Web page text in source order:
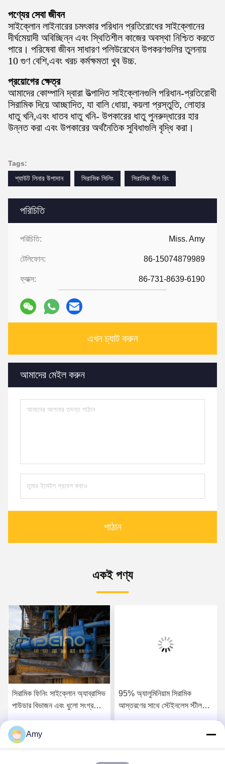
পরিচিতি
পরিচিতি: Miss. Amy
টেলিফোন: 86-15074879989
ফ্যাক্স: 86-731-8639-6190
এখন চ্যাট করুন
আমাদের মেইল ​​করুন
পাঠান
পণ্যের সেবা জীবন
সাইক্লোন লাইনারের চমৎকার পরিধান প্রতিরোধের সাইক্লোনের
দীর্ঘমেয়াদী অবিচ্ছিন্ন এবং স্থিতিশীল কাজের অবস্থা নিশ্চিত করতে
পারে। পরিষেবা জীবন সাধারণ পলিউরেথেন উপকরণগুলির তুলনায়
10 গুণ বেশি,এবং খরচ কর্মক্ষমতা খুব উচ্চ.
প্রয়োগের ক্ষেত্র
আমাদের কোম্পানি দ্বারা উত্পাদিত সাইক্লোনগুলি পরিধান-প্রতিরোধী
সিরামিক দিয়ে আচ্ছাদিত, যা বালি ধোয়া, কয়লা প্রস্তুতি, লোহার
ধাতু খনি,এবং ধাতব ধাতু খনি- উপকারের ধাতু পুনরুদ্ধারের হার
উন্নত করা এবং উপকারের অর্থনৈতিক সুবিধাগুলি বৃদ্ধি করা।
Tags:
শ্যাউট লিনার উপাদান
সিরামিক সিলিং সিরামিক সীল রিং
একই পণ্য
সিরামিক ফিনিং সাইক্লোন অ্যাব্রাসিভ
পাউডার বিভাজন এবং ধুলো সংগ্রহের
95% অ্যালুমিনিয়াম সিরামিক
আস্তরণের সাথে স্টেইনলেস স্টীল
Amy